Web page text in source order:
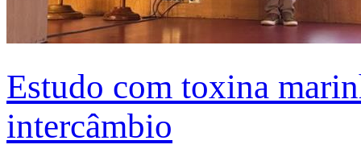
Estudo com toxina
intercâmbio